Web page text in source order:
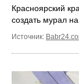
Красноярский
создать мурал
Источник: